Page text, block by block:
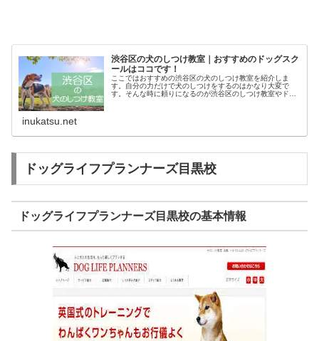
渋谷区の犬のしつけ教室｜おすすめのドッグスク
ールはココです！
ここではおすすめの渋谷区の犬のしつけ教室を紹介しま
す。自分の力だけで犬のしつけをするのはかなり大変で
す。そんな時に頼りになるのが渋谷区のしつけ教室やドッ
inukatsu.net
ドッグライフプランナーズ目黒校
ドッグライフプランナーズ目黒校の基本情報